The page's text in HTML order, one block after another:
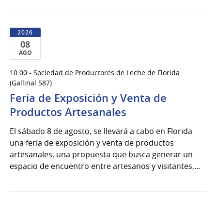
2026
08
AGO
de
Ago
del
2026
10:00 - Sociedad de Productores de Leche de Florida
(Gallinal 587)
Feria de Exposición y Venta de
Productos Artesanales
El sábado 8 de agosto, se llevará a cabo en Florida
una feria de exposición y venta de productos
artesanales, una propuesta que busca generar un
espacio de encuentro entre artesanos y visitantes,...